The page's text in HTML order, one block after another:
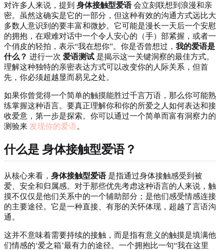
对许多人来说，提到 身体接触型爱语会立刻联想到浪漫和亲
密。虽然这确实是它的一部分，但这种有效的沟通方式远比大
多数人意识到的要丰富和微妙。它可能是漫长一天后一个安慰
的拥抱，在艰难对话中一个令人安心的（手）部紧握，或者一
个俏皮的轻拍，表示“我在想你”。你是否曾想过， 我的爱语是
什么？ 进行一次 爱语测试 是揭示这一关键洞察的最佳方式。
理解这种独特的亲密表达方式可以改变你的人际关系，但首
先，你必须超越显而易见之处。
如果你曾觉得一个简单的触摸能胜过千言万语，那么你可能熟
练掌握这种语言。要真正理解你和你的所爱之人如何表达和接
收爱意，第一步是探索。你可以通过一个简单而富有洞察力的
测验来 发现你的爱语。
什么是 身体接触型爱语？
从核心来看， 身体接触型爱语是指通过身体接触感受到被
爱、安全和归属感。对于那些优先考虑这种语言的人来说，触
摸不仅仅是他们关系中的一个辅助部分；是他们感受情感连接
的主要途径。它是一种直接、有形的关怀体现，超越了言语沟
通。
这并不意味着需要持续的接触，而是指有意义的触摸是填满他
们情感的‘爱之箱’最有力的途径。一个拥抱比一句“我在这里